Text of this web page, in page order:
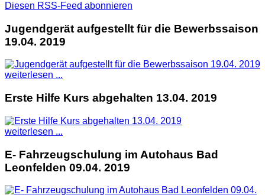
Diesen RSS-Feed abonnieren
Jugendgerät aufgestellt für die Bewerbssaison
19.04. 2019
weiterlesen ...
Erste Hilfe Kurs abgehalten 13.04. 2019
weiterlesen ...
E- Fahrzeugschulung im Autohaus Bad
Leonfelden 09.04. 2019